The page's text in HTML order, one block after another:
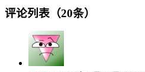
评论列表（20条）